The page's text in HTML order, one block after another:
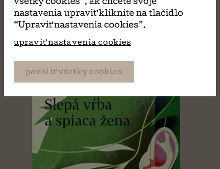
všetky cookies“, ak chcete svoje
nastavenia upraviť kliknite na tlačidlo
“Upraviť nastavenia cookies”.
upraviť nastavenia cookies
povoliť všetky cookies